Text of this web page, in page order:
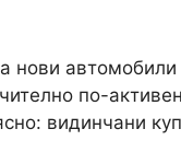
нови автомобили
по-
видинчани